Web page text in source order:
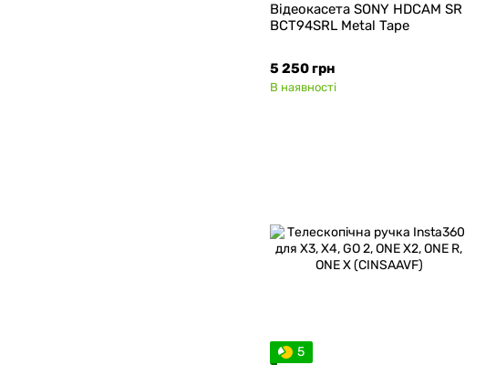
Відеокасета SONY HDCAM SR
BCT94SRL Metal Tape
5 250 грн
В наявності
5